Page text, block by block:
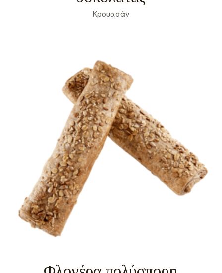
Κρουασάν